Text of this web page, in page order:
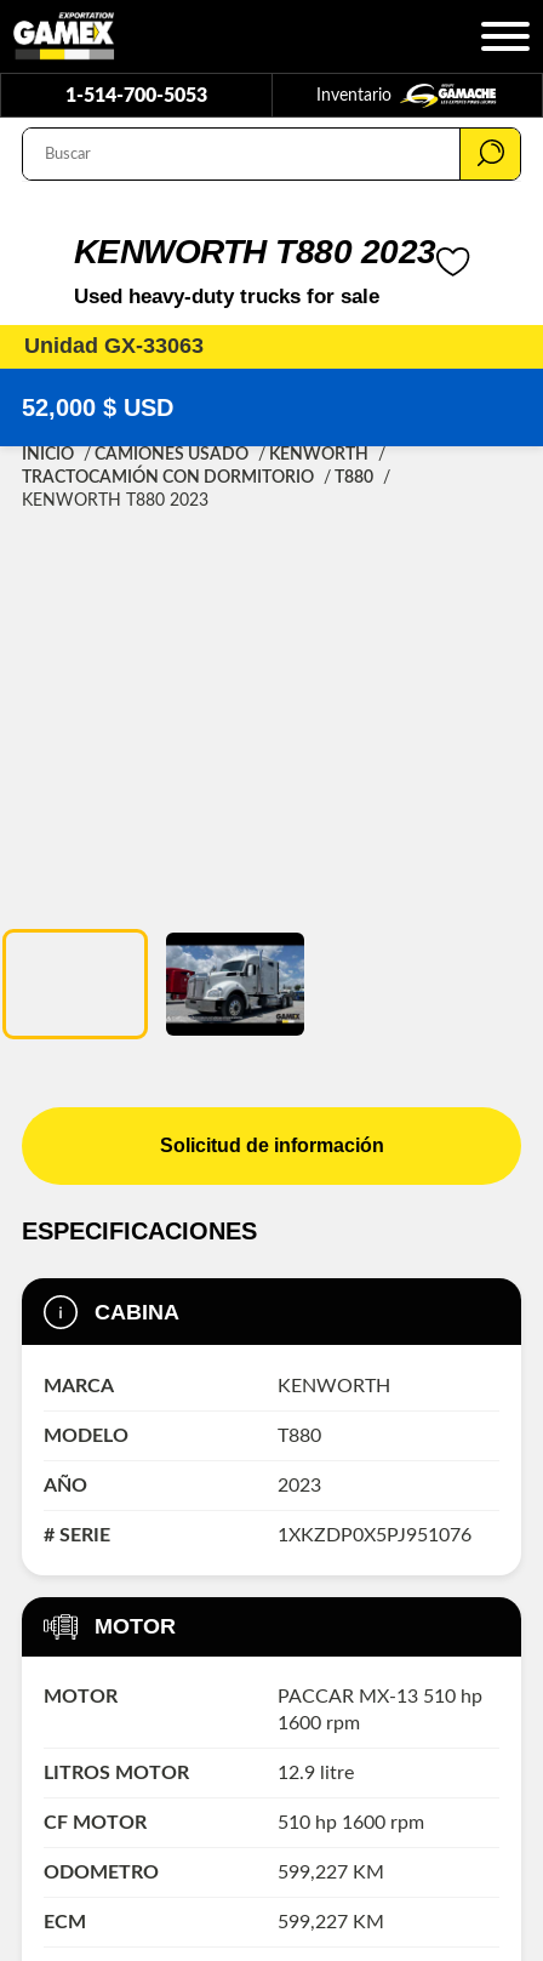
1-514-700-5053 Inventario
KENWORTH T880 2023
Used heavy-duty trucks for sale
Unidad GX-33063
52,000 $ USD
INICIO CAMIONES USADO
KENWORTH
TRACTOCAMIÓN CON DORMITORIO
T880
KENWORTH T880 2023
Solicitud de información
ESPECIFICACIONES
CABINA
MARCA KENWORTH
MODELO T880
AÑO 2023
# SERIE 1XKZDP0X5PJ951076
MOTOR
MOTOR
PACCAR MX-13 510 hp
1600 rpm
LITROS MOTOR 12.9 litre
CF MOTOR 510 hp 1600 rpm
ODOMETRO 599,227 KM
ECM 599,227 KM